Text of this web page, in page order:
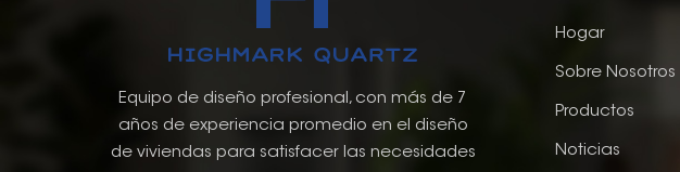
Equipo de diseño profesional, con más de 7
años de experiencia promedio en el diseño
de viviendas para satisfacer las necesidades
Hogar
Sobre Nosotros
Productos
Noticias